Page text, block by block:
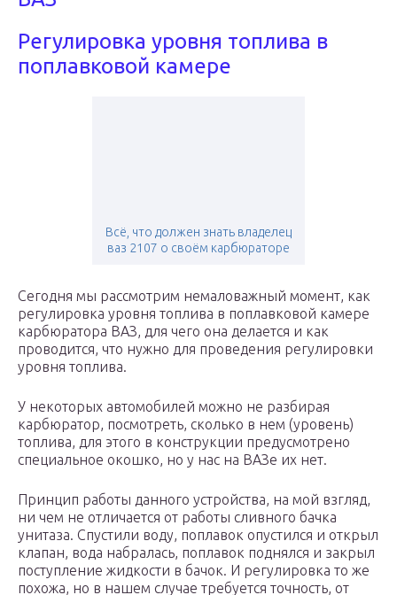
Регулировка уровня топлива в
поплавковой камере
Всё, что должен знать владелец
ваз 2107 о своём карбюраторе
Сегодня мы рассмотрим немаловажный момент, как
регулировка уровня топлива в поплавковой камере
карбюратора ВАЗ, для чего она делается и как
проводится, что нужно для проведения регулировки
уровня топлива.
У некоторых автомобилей можно не разбирая
карбюратор, посмотреть, сколько в нем (уровень)
топлива, для этого в конструкции предусмотрено
специальное окошко, но у нас на ВАЗе их нет.
Принцип работы данного устройства, на мой взгляд,
ни чем не отличается от работы сливного бачка
унитаза. Спустили воду, поплавок опустился и открыл
клапан, вода набралась, поплавок поднялся и закрыл
поступление жидкости в бачок. И регулировка то же
похожа, но в нашем случае требуется точность, от